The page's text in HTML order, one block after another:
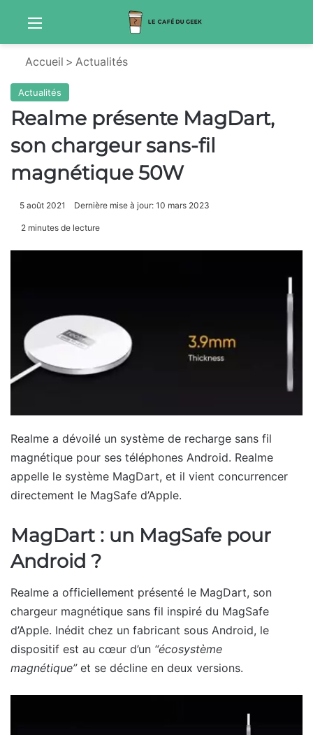
Menu
Accueil > Actualités
Actualités
Realme présente MagDart,
son chargeur sans-fil
magnétique 50W
5 août 2021 Dernière mise à jour: 10 mars 2023
2 minutes de lecture
Realme a dévoilé un système de recharge sans fil
magnétique pour ses téléphones Android. Realme
appelle le système MagDart, et il vient concurrencer
directement le MagSafe d’Apple.
MagDart : un MagSafe pour
Android ?
Realme a officiellement présenté le MagDart, son
chargeur magnétique sans fil inspiré du MagSafe
d’Apple. Inédit chez un fabricant sous Android, le
dispositif est au cœur d’un “écosystème
magnétique”et se décline en deux versions.